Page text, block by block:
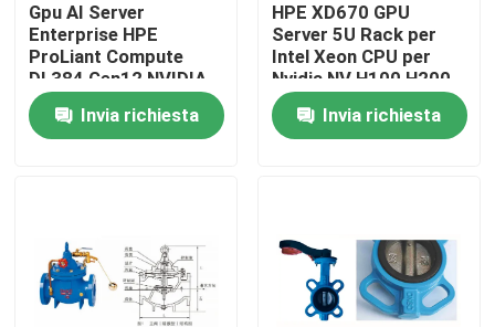
Casa.
Prodotti
Su di noi
Gpu AI Server
Enterprise HPE
ProLiant Compute
DL384 Gen12 NVIDIA
GH200 NVL2 Compute
gratuito Private Cloud
Montaggio su rack
Invia richiesta
HPE XD670 GPU
Server 5U Rack per
Intel Xeon CPU per
Nvidia NV H100 H200
H800 PCIE/SXM Nvlink
AI Supercomputing
Case
Invia richiesta